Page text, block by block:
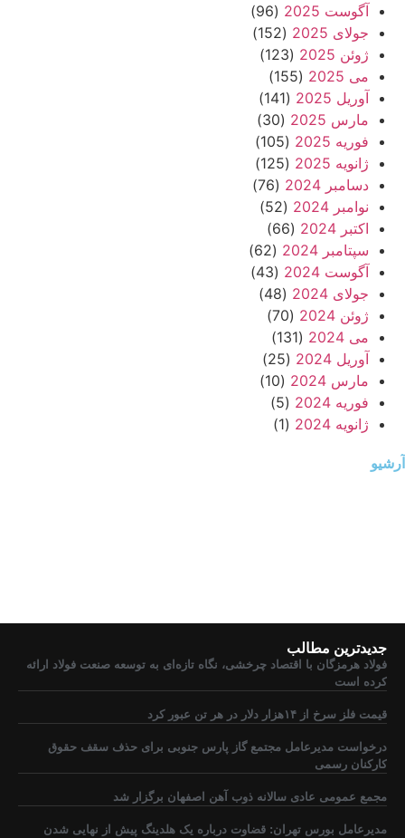
آگوست 2025
(96)
جولای 2025
(152)
ژوئن 2025
(123)
می 2025
(155)
آوریل 2025
(141)
مارس 2025
(30)
فوریه 2025
(105)
ژانویه 2025
(125)
دسامبر 2024
(76)
نوامبر 2024
(52)
اکتبر 2024
(66)
سپتامبر 2024
(62)
آگوست 2024
(43)
جولای 2024
(48)
ژوئن 2024
(70)
می 2024
(131)
آوریل 2024
(25)
مارس 2024
(10)
فوریه 2024
(5)
ژانویه 2024
(1)
آرشیو
جدیدترین مطالب
فولاد هرمزگان با اقتصاد چرخشی، نگاه تازه‌ای به توسعه صنعت فولاد ارائه
کرده است
قیمت فلز سرخ از ۱۴هزار دلار در هر تن عبور کرد
درخواست مدیرعامل مجتمع گاز پارس جنوبی برای حذف سقف حقوق
کارکنان رسمی
مجمع عمومی عادی سالانه ذوب آهن اصفهان برگزار شد
مدیرعامل بورس تهران: قضاوت درباره یک هلدینگ پیش از نهایی شدن